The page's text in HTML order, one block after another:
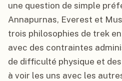
une question de simple
Annapurnas, Everest et
trois philosophies de trek
avec des contraintes
de difficulté physique et
à voir les uns avec les